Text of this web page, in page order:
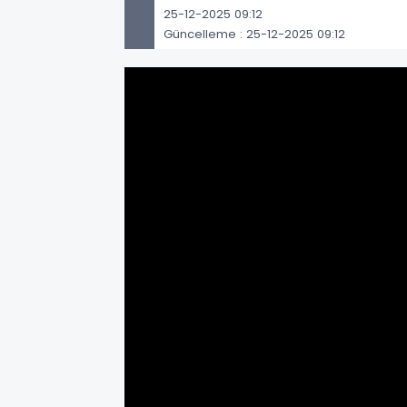
25-12-2025 09:12
Güncelleme : 25-12-2025 09:12